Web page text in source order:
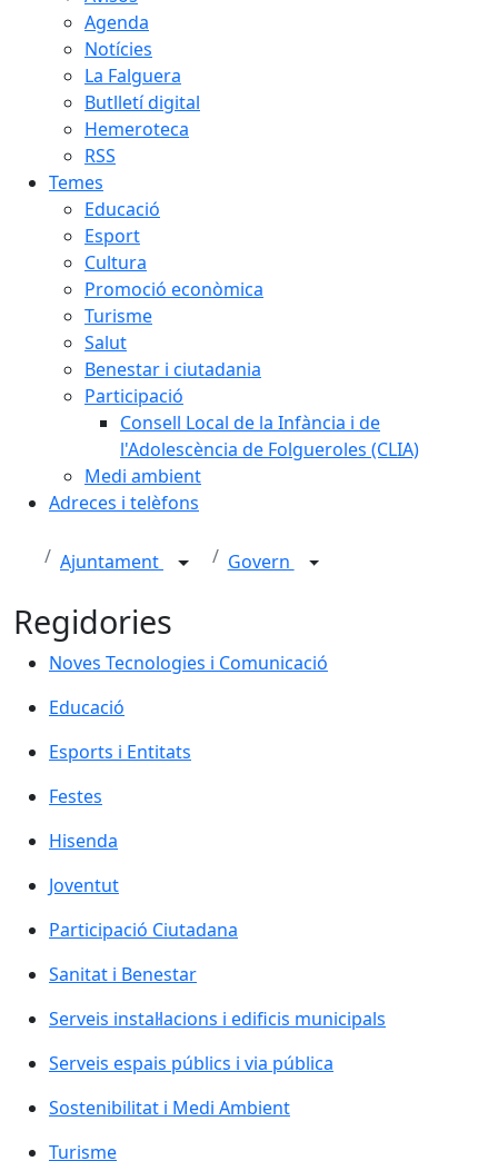
Agenda
Notícies
La Falguera
Butlletí digital
Hemeroteca
RSS
Temes
Educació
Esport
Cultura
Promoció econòmica
Turisme
Salut
Benestar i ciutadania
Participació
Consell Local de la Infància i de
l'Adolescència de Folgueroles (CLIA)
Medi ambient
Adreces i telèfons
Ajuntament Govern
Regidories
Noves Tecnologies i Comunicació
Educació
Esports i Entitats
Festes
Hisenda
Joventut
Participació Ciutadana
Sanitat i Benestar
Serveis instal·lacions i edificis municipals
Serveis espais públics i via pública
Sostenibilitat i Medi Ambient
Turisme